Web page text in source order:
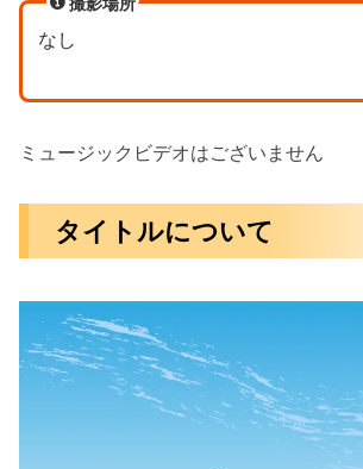
なし
ミュージックビデオはございません
タイトルについて